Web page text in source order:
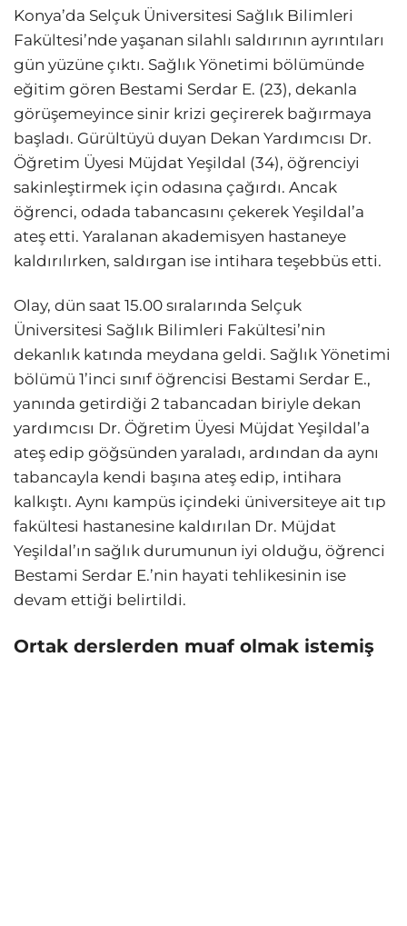
Konya’da Selçuk Üniversitesi Sağlık Bilimleri
Fakültesi’nde yaşanan silahlı saldırının ayrıntıları
gün yüzüne çıktı. Sağlık Yönetimi bölümünde
eğitim gören Bestami Serdar E. (23), dekanla
görüşemeyince sinir krizi geçirerek bağırmaya
başladı. Gürültüyü duyan Dekan Yardımcısı Dr.
Öğretim Üyesi Müjdat Yeşildal (34), öğrenciyi
sakinleştirmek için odasına çağırdı. Ancak
öğrenci, odada tabancasını çekerek Yeşildal’a
ateş etti. Yaralanan akademisyen hastaneye
kaldırılırken, saldırgan ise intihara teşebbüs etti.
Olay, dün saat 15.00 sıralarında Selçuk
Üniversitesi Sağlık Bilimleri Fakültesi’nin
dekanlık katında meydana geldi. Sağlık Yönetimi
bölümü 1’inci sınıf öğrencisi Bestami Serdar E.,
yanında getirdiği 2 tabancadan biriyle dekan
yardımcısı Dr. Öğretim Üyesi Müjdat Yeşildal’a
ateş edip göğsünden yaraladı, ardından da aynı
tabancayla kendi başına ateş edip, intihara
kalkıştı. Aynı kampüs içindeki üniversiteye ait tıp
fakültesi hastanesine kaldırılan Dr. Müjdat
Yeşildal’ın sağlık durumunun iyi olduğu, öğrenci
Bestami Serdar E.’nin hayati tehlikesinin ise
devam ettiği belirtildi.
Ortak derslerden muaf olmak istemiş